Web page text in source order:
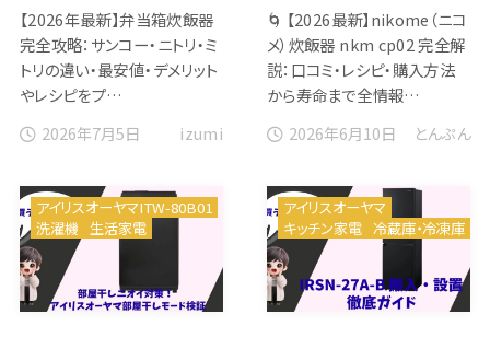
【2026年最新】弁当箱炊飯器
完全攻略：サンコー・ニトリ・ミ
トリの違い・最安値・デメリット
やレシピをプ…
2026年7月5日
izumi
🌀 【2026最新】nikome（ニコ
メ）炊飯器 nkm cp02 完全解
説：口コミ・レシピ・購入方法
から寿命まで全情報…
2026年6月10日
とんぷん
アイリスオーヤマITW-80B01
洗濯機 生活家電
アイリスオーヤマ
キッチン家電 冷蔵庫・冷凍庫